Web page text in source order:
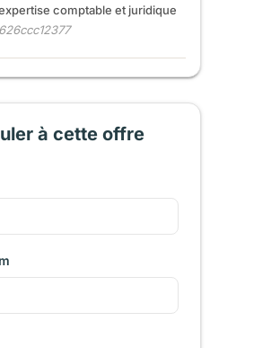
comptable et juridique
à cette offre